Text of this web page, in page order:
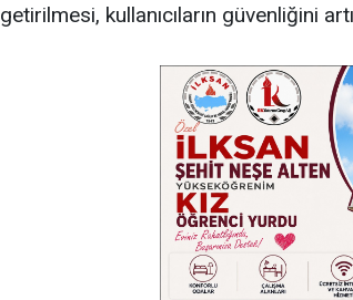
kullanıcıların güvenliğini